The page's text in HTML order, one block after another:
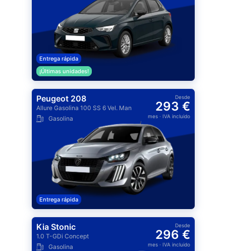
Entrega rápida
¡Últimas unidades!
Peugeot 208
Allure Gasolina 100 SS 6 Vel. Man
Gasolina
Desde
293 €
mes· IVA incluido
Entrega rápida
Kia Stonic
1.0 T-GDi Concept
Gasolina
Desde
296 €
mes· IVA incluido